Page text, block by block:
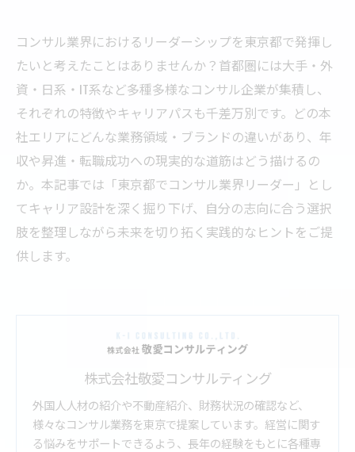
コンサル業界におけるリーダーシップを東京都で発揮し
たいと考えたことはありませんか？首都圏には大手・外
資・日系・IT系など多種多様なコンサル企業が集積し、
それぞれの特徴やキャリアパスも千差万別です。どの本
社エリアにどんな業務領域・ブランドの違いがあり、年
収や昇進・転職成功への現実的な道筋はどう描けるの
か。本記事では「東京都でコンサル業界リーダー」とし
てキャリア設計を深く掘り下げ、自分の志向に合う選択
肢を整理しながら未来を切り拓く実践的なヒントをご提
供します。
株式会社敬愛コンサルティング
外国人人材の紹介や不動産紹介、財務状況の確認など、
様々なコンサル業務を東京で提案しています。経営に関す
る悩みをサポートできるよう、長年の経験をもとに各種専